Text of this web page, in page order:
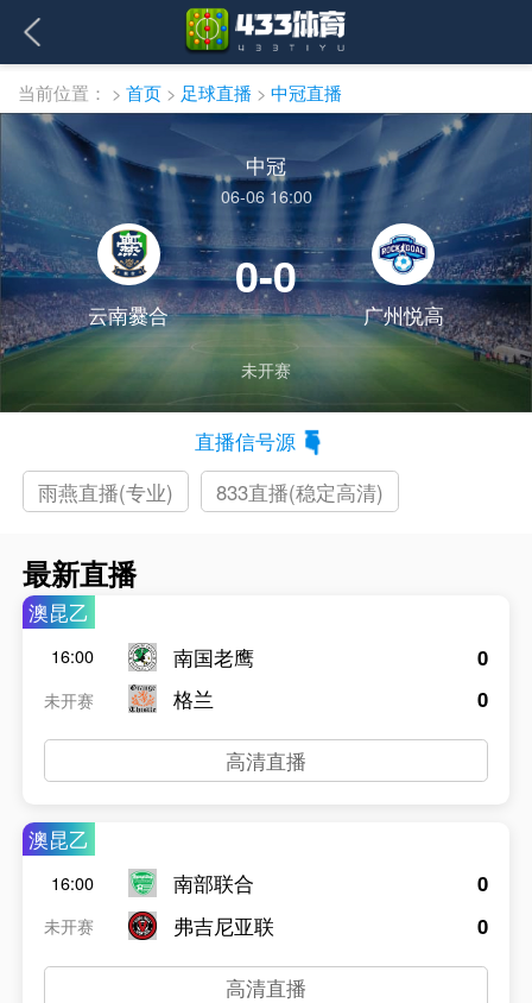
当前位置： > 首页 > 足球直播 > 中冠直播
中冠
06-06 16:00
云南爨合
0-0
广州悦高
未开赛
直播信号源
雨燕直播(专业)
833直播(稳定高清)
最新直播
澳昆乙
16:00
未开赛
南国老鹰
格兰
0
0
高清直播
澳昆乙
16:00
未开赛
南部联合
弗吉尼亚联
0
0
高清直播